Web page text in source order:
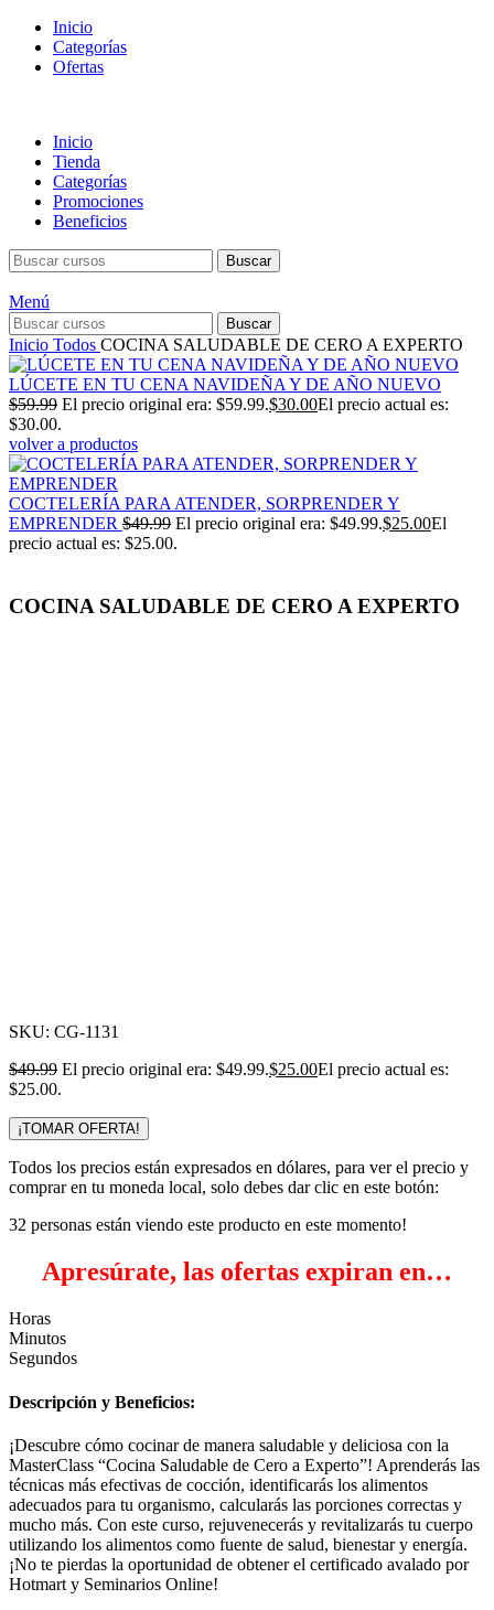
Inicio
Categorías
Ofertas
Inicio
Tienda
Categorías
Promociones
Beneficios
Buscar
Menú
Buscar
Inicio Todos COCINA SALUDABLE DE CERO A EXPERTO
LÚCETE EN TU CENA NAVIDEÑA Y DE AÑO NUEVO
$59.99 El precio original era: $59.99.$30.00El precio actual es:
$30.00.
volver a productos
COCTELERÍA PARA ATENDER, SORPRENDER Y
EMPRENDER $49.99 El precio original era: $49.99.$25.00El
precio actual es: $25.00.
COCINA SALUDABLE DE CERO A EXPERTO
SKU: CG-1131
$49.99 El precio original era: $49.99.$25.00El precio actual es:
$25.00.
¡TOMAR OFERTA!
Todos los precios están expresados en dólares, para ver el precio y
comprar en tu moneda local, solo debes dar clic en este botón:
32 personas están viendo este producto en este momento!
Apresúrate, las ofertas expiran en…
Horas
Minutos
Segundos
Descripción y Beneficios:
¡Descubre cómo cocinar de manera saludable y deliciosa con la
MasterClass “Cocina Saludable de Cero a Experto”! Aprenderás las
técnicas más efectivas de cocción, identificarás los alimentos
adecuados para tu organismo, calcularás las porciones correctas y
mucho más. Con este curso, rejuvenecerás y revitalizarás tu cuerpo
utilizando los alimentos como fuente de salud, bienestar y energía.
¡No te pierdas la oportunidad de obtener el certificado avalado por
Hotmart y Seminarios Online!